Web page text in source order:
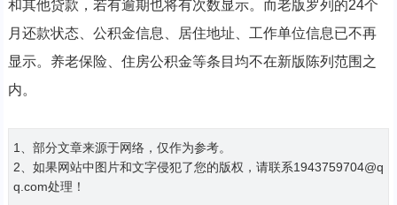
和其他贷款，若有逾期也将有次数显示。而老版罗列的24个
月还款状态、公积金信息、居住地址、工作单位信息已不再
显示。养老保险、住房公积金等条目均不在新版陈列范围之
内。
1、部分文章来源于网络，仅作为参考。
2、如果网站中图片和文字侵犯了您的版权，请联系1943759704@q
q.com处理！